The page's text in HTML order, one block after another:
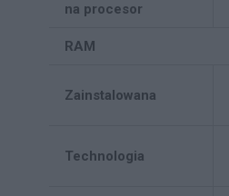
na procesor
RAM
Zainstalowana
Technologia